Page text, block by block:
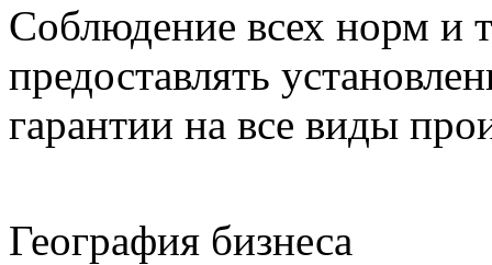
Соблюдение всех норм и
предоставлять
гарантии на все виды
География бизнеса